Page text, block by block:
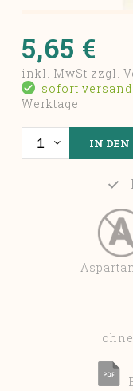
5,65 €
inkl. MwSt zzgl.
sofort
Werktage